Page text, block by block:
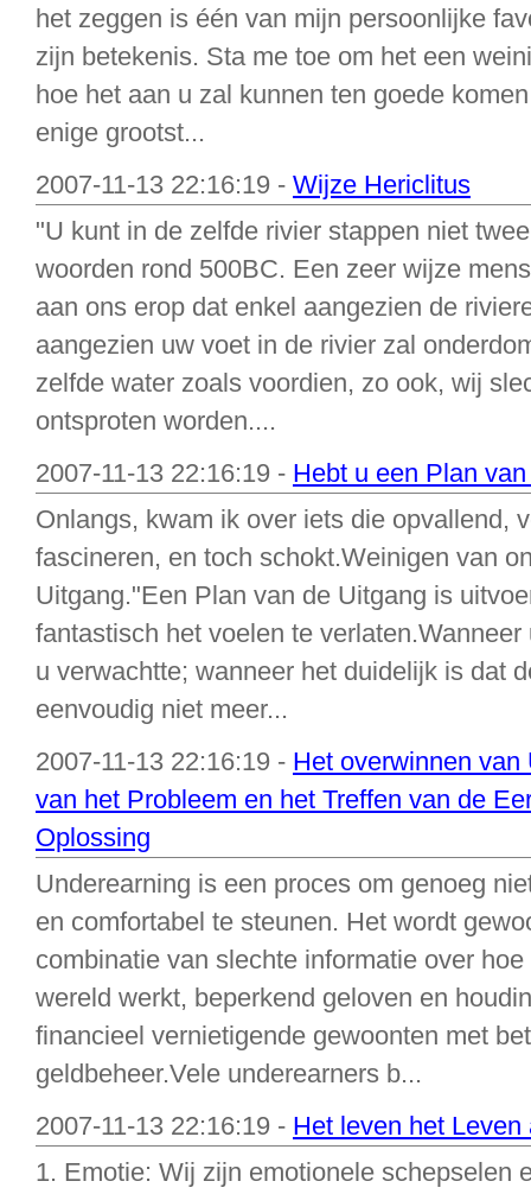
het zeggen is één van mijn persoonlijke
zijn betekenis. Sta me toe om het een
hoe het aan u zal kunnen ten goede
enige grootst...
2007-11-13 22:16:19 - Wijze Hericlitus
"U kunt in de zelfde rivier stappen niet
woorden rond 500BC. Een zeer wijze
aan ons erop dat enkel aangezien de
aangezien uw voet in de rivier zal
zelfde water zoals voordien, zo ook, wij
ontsproten worden....
2007-11-13 22:16:19 - Hebt u een Plan
Onlangs, kwam ik over iets die opvallend,
fascineren, en toch schokt.Weinigen van
Uitgang."Een Plan van de Uitgang is
fantastisch het voelen te
u verwachtte; wanneer het duidelijk is dat
eenvoudig niet meer...
2007-11-13 22:16:19 - Het overwinnen van
van het Probleem en het Treffen van de
Oplossing
Underearning is een proces om genoeg
en comfortabel te steunen. Het wordt
combinatie van slechte informatie over
wereld werkt, beperkend geloven en
financieel vernietigende gewoonten met
geldbeheer.Vele underearners b...
2007-11-13 22:16:19 - Het leven het
1. Emotie: Wij zijn emotionele schepselen